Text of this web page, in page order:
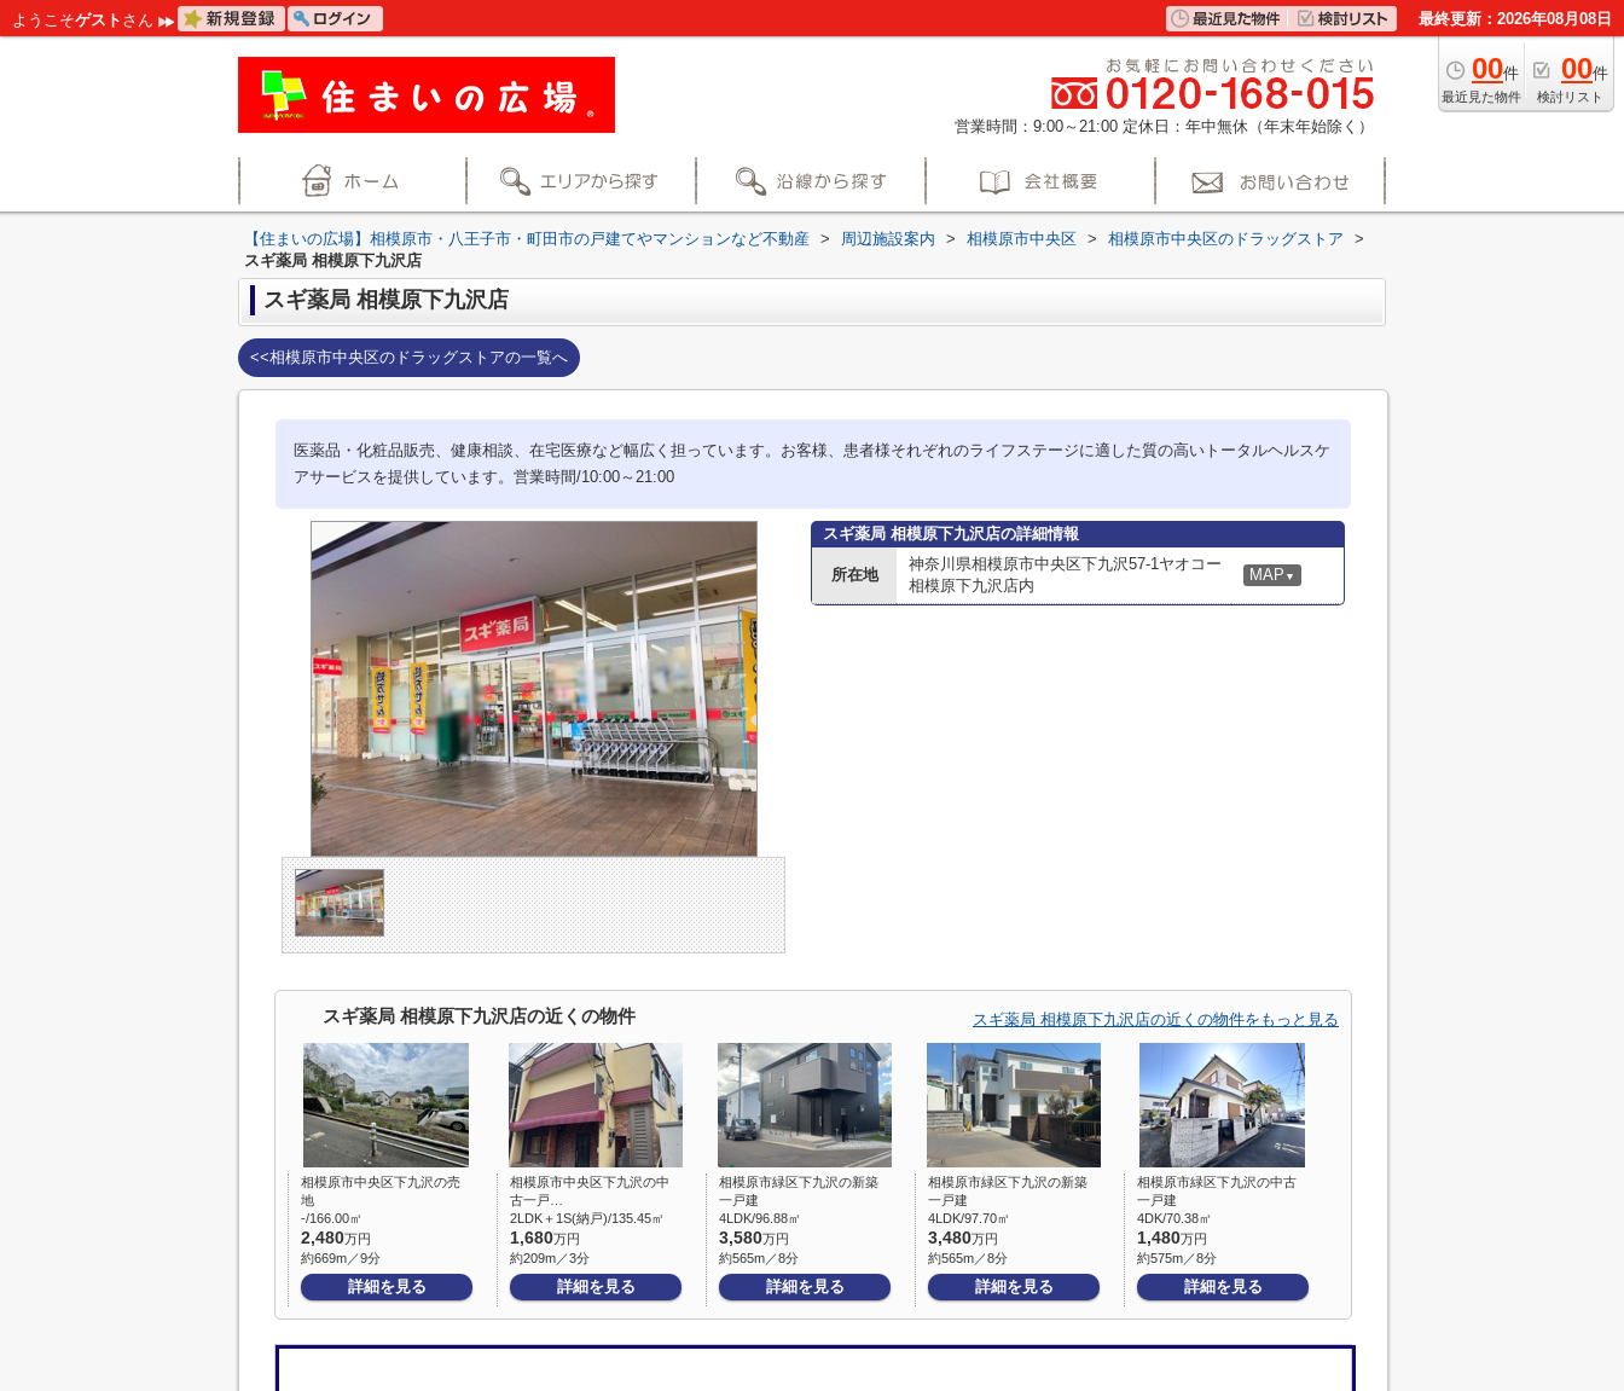
ようこそゲスト さん 最終更新：2026年08月08日
00件
最近見た物件
00件
検討リスト
営業時間：9:00～21:00 定休日：年中無休（年末年始除く）
【住まいの広場】相模原市・八王子市・町田市の戸建てやマンションなど不動産 > 周辺施設案内 > 相模原市中央区 > 相模原市中央区のドラッグストア
>
スギ薬局 相模原下九沢店
スギ薬局 相模原下九沢店
<<相模原市中央区のドラッグストアの一覧へ
医薬品・化粧品販売、健康相談、在宅医療など幅広く担っています。お客様、患者様それぞれのライフステージに適した質の高いトータルヘルスケ
アサービスを提供しています。営業時間/10:00～21:00
スギ薬局 相模原下九沢店の詳細情報
所在地
神奈川県相模原市中央区下九沢57-1ヤオコー
相模原下九沢店内
MAP ▼
スギ薬局 相模原下九沢店の近くの物件 スギ薬局 相模原下九沢店の近くの物件をもっと見る
相模原市中央区下九沢の売
地
-/166.00㎡
2,480万円
約669m／9分
詳細を見る
相模原市中央区下九沢の中
古一戸…
2LDK＋1S(納戸)/135.45㎡
1,680万円
約209m／3分
詳細を見る
相模原市緑区下九沢の新築
一戸建
4LDK/96.88㎡
3,580万円
約565m／8分
詳細を見る
相模原市緑区下九沢の新築
一戸建
4LDK/97.70㎡
3,480万円
約565m／8分
詳細を見る
相模原市緑区下九沢の中古
一戸建
4DK/70.38㎡
1,480万円
約575m／8分
詳細を見る